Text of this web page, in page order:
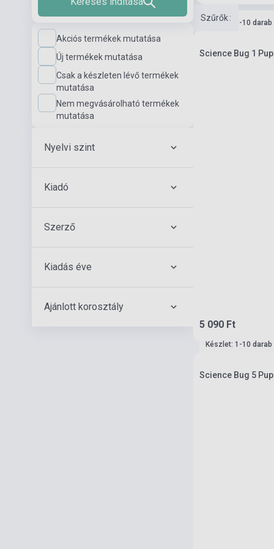
Akciós termékek mutatása
Új termékek mutatása
Csak a készleten lévő termékek
mutatása
Nem megvásárolható termékek
mutatása
Nyelvi szint
Kiadó
Szerző
Kiadás éve
Ajánlott korosztály
Szűrők:
Készlet: 1-10 darab
Science Bug 1
5 090 Ft
Készlet: 1-10 darab
Science Bug 5